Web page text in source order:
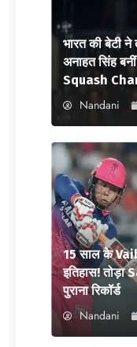
भारत की बेटी
अनाहत सिंह
Squash
Nandani
15 साल के
इतिहास!
पुराना रिकॉर्ड
Nandani